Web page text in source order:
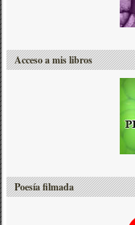
Acceso a mis libros
Poesía filmada